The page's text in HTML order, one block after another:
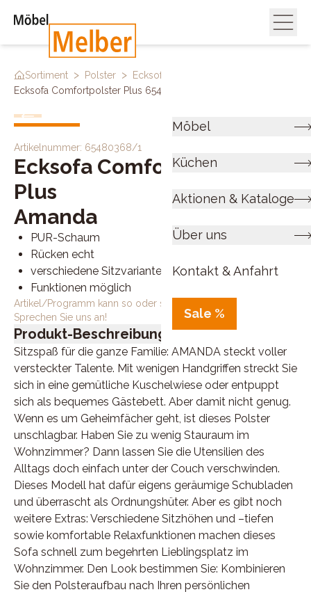
Möbel
Küchen
Aktionen & Kataloge
Über uns
Kontakt & Anfahrt
Sale %
Sortiment > Polster > Ecksofas
Ecksofa Comfortpolster Plus 65480368 1
Artikelnummer: 65480368/1
Ecksofa Comfortpolster
Plus
Amanda
PUR-Schaum
Rücken echt
verschiedene Sitzvarianten wählbar
Funktionen möglich
Artikel/Programm kann so oder so ähnlich bestellt werden.
Sprechen Sie uns an!
Produkt-Beschreibung
Sitzspaß für die ganze Familie: AMANDA steckt voller
versteckter Talente. Mit wenigen Handgriffen streckt Sie
sich in eine gemütliche Kuschelwiese oder entpuppt
sich als bequemes Gästebett. Aber damit nicht genug.
Wenn es um Geheimfächer geht, ist dieses Polster
unschlagbar. Haben Sie zu wenig Stauraum im
Wohnzimmer? Dann lassen Sie die Utensilien des
Alltags doch einfach unter der Couch verschwinden.
Dieses Modell hat dafür eigens geräumige Schubladen
und überrascht als Ordnungshüter. Aber es gibt noch
weitere Extras: Verschiedene Sitzhöhen und –tiefen
sowie komfortable Relaxfunktionen machen dieses
Sofa schnell zum begehrten Lieblingsplatz im
Wohnzimmer. Den Look bestimmen Sie: Kombinieren
Sie den Polsteraufbau nach Ihren persönlichen